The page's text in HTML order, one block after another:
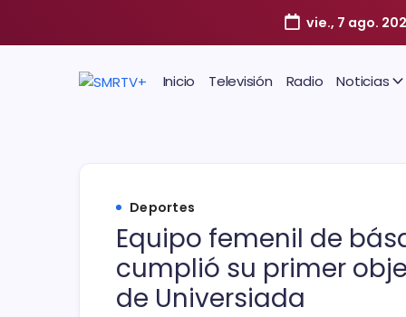
vie., 7 ago.
Inicio Televisión Radio Noticias
Deportes
Equipo femenil de
cumplió su primer
de Universiada